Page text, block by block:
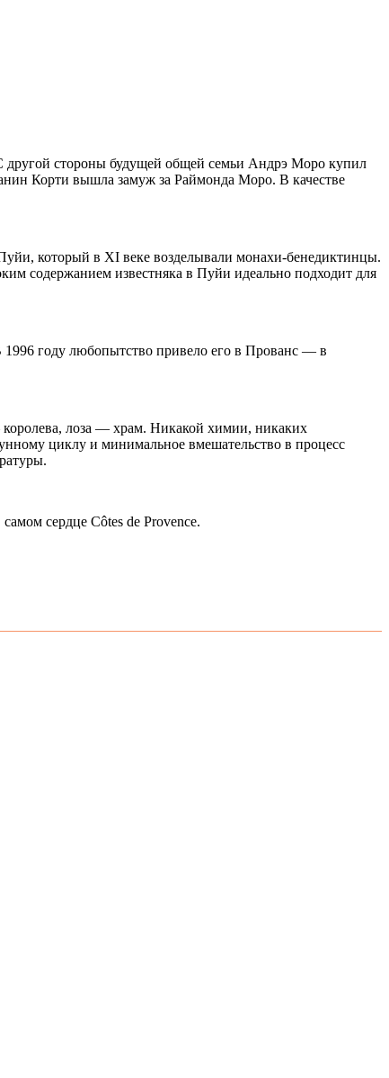
другой стороны будущей общей семьи Андрэ Моро купил
Корти вышла замуж за Раймонда Моро. В качестве
который в XI веке возделывали монахи-бенедиктинцы.
содержанием известняка в Пуйи идеально подходит для
году любопытство привело его в Прованс — в
лоза — храм. Никакой химии, никаких
циклу и минимальное вмешательство в процесс
сердце Côtes de Provence.